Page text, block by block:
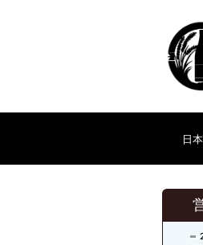
日